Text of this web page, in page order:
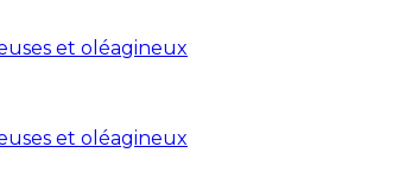
et oléagineux
et oléagineux